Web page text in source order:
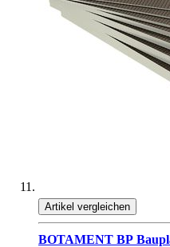
Artikel vergleichen
BOTAMENT BP